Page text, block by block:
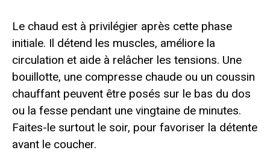
Le chaud est à privilégier après cette phase
initiale. Il détend les muscles, améliore la
circulation et aide à relâcher les tensions. Une
bouillotte, une compresse chaude ou un coussin
chauffant peuvent être posés sur le bas du dos
ou la fesse pendant une vingtaine de minutes.
Faites-le surtout le soir, pour favoriser la détente
avant le coucher.